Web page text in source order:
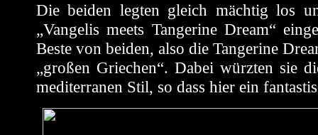
Die beiden legten gleich mächtig los
„Vangelis meets Tangerine Dream“
Beste von beiden, also die Tangerine
„großen Griechen“. Dabei würzten sie
mediterranen Stil, so dass hier ein